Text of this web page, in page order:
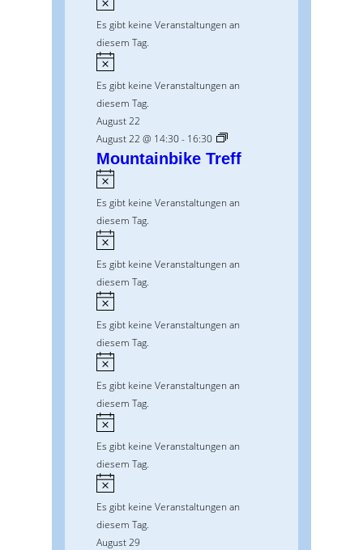
e
i
s
n
w
e
i
s
Es gibt keine Veranstaltungen an
diesem Tag.
n
s
Es gibt keine Veranstaltungen an
diesem Tag.
August 22
August 22 @ 14:30- 16:30
Mountainbike Treff
n
w
e
i
s
Es gibt keine Veranstaltungen an
diesem Tag.
n
w
e
i
s
Es gibt keine Veranstaltungen an
diesem Tag.
n
w
e
i
s
Es gibt keine Veranstaltungen an
diesem Tag.
n
w
e
i
s
Es gibt keine Veranstaltungen an
diesem Tag.
n
w
e
i
s
Es gibt keine Veranstaltungen an
diesem Tag.
n
Es gibt keine Veranstaltungen an
diesem Tag.
August 29